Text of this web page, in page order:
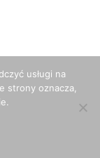
usługi na
strony oznacza,